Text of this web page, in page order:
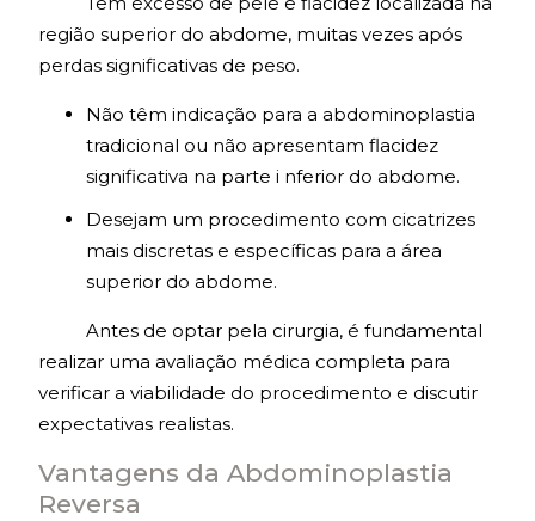
região superior do abdome, muitas vezes após
perdas significativas de peso.
Não têm indicação para a abdominoplastia
tradicional ou não apresentam flacidez
significativa na parte i nferior do abdome.
Desejam um procedimento com cicatrizes
mais discretas e específicas para a área
superior do abdome.
Antes de optar pela cirurgia, é fundamental
realizar uma avaliação médica completa para
verificar a viabilidade do procedimento e discutir
expectativas realistas.
Vantagens da Abdominoplastia
Reversa